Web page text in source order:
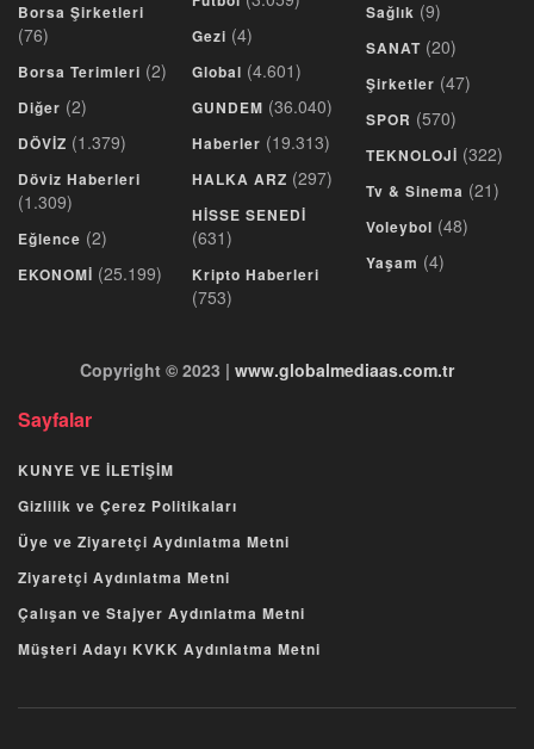
Borsa Şirketleri
(76)
Borsa Terimleri (2)
Diğer (2)
DÖVİZ (1.379)
Döviz Haberleri
(1.309)
Eğlence (2)
EKONOMİ (25.199)
Gezi (4)
Global (4.601)
GUNDEM (36.040)
Haberler (19.313)
HALKA ARZ (297)
HİSSE SENEDİ
(631)
Kripto Haberleri
(753)
Sağlık (9)
SANAT (20)
Şirketler (47)
SPOR (570)
TEKNOLOJİ (322)
Tv & Sinema (21)
Voleybol (48)
Yaşam (4)
Copyright © 2023 | www.globalmediaas.com.tr
Sayfalar
KUNYE VE İLETİŞİM
Gizlilik ve Çerez Politikaları
Üye ve Ziyaretçi Aydınlatma Metni
Ziyaretçi Aydınlatma Metni
Çalışan ve Stajyer Aydınlatma Metni
Müşteri Adayı KVKK Aydınlatma Metni